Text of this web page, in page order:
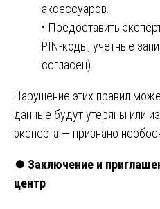
аксессуаров.
• Предоставить
PIN-коды, учетные
согласен).
Нарушение этих правил
данные будут утеряны или
эксперта — признано
⏺️ Заключение и
центр